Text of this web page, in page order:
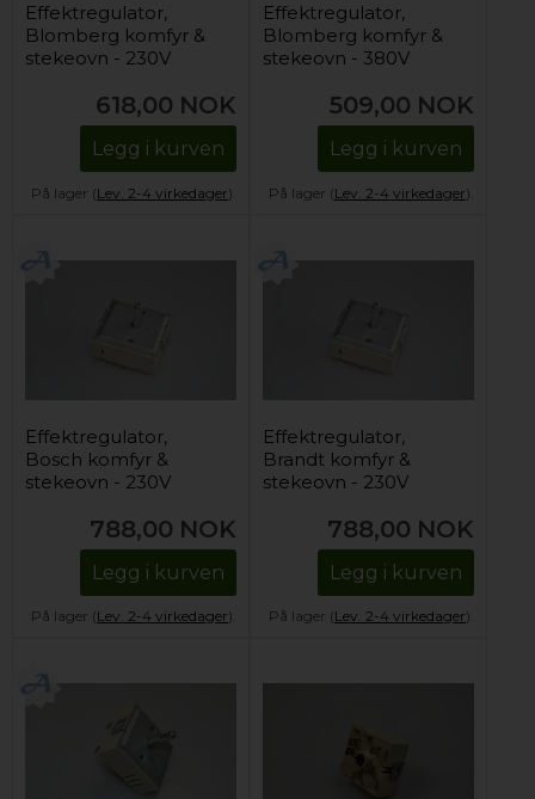
Effektregulator,
Blomberg komfyr &
stekeovn - 230V
618,00 NOK
Legg i kurven
På lager (Lev. 2-4 virkedager).
Effektregulator,
Blomberg komfyr &
stekeovn - 380V
509,00 NOK
Legg i kurven
På lager (Lev. 2-4 virkedager).
Effektregulator,
Bosch komfyr &
stekeovn - 230V
788,00 NOK
Legg i kurven
På lager (Lev. 2-4 virkedager).
Effektregulator,
Brandt komfyr &
stekeovn - 230V
788,00 NOK
Legg i kurven
På lager (Lev. 2-4 virkedager).